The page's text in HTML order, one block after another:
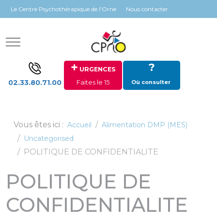
Panneau de gestion des cookies
Le Centre Psychothérapique de l'Orne Nous contacter
Mobile Menu Toggle
02.33.80.71.00
+ URGENCES
Faites le 15
?
Où consulter
Vous êtes ici : Accueil
Alimentation DMP (MES)
Uncategorised
POLITIQUE DE CONFIDENTIALITE
POLITIQUE DE
CONFIDENTIALITE